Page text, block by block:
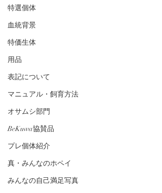
特選個体
血統背景
特価生体
用品
表記について
マニュアル・飼育方法
オサムシ部門
BeKuwa協賛品
プレ個体紹介
真・みんなのホペイ
みんなの自己満足写真